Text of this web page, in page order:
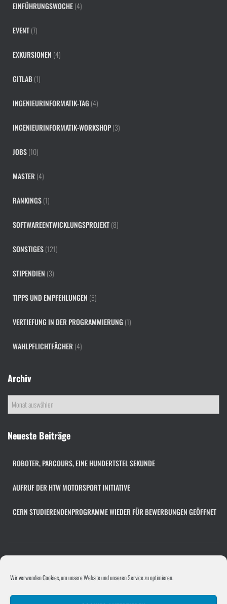
Wir verwenden Cookies, um unsere Website und unseren Service zu optimieren.
EINFÜHRUNGSWOCHE(4)
EVENT(7)
EXKURSIONEN (4)
GITLAB(1)
INGENIEURINFORMATIK-TAG (4)
INGENIEURINFORMATIK-WORKSHOP(3)
JOBS(10)
MASTER (4)
RANKINGS(1)
SOFTWAREENTWICKLUNGSPROJEKT(8)
SONSTIGES(121)
STIPENDIEN (3)
TIPPS UND EMPFEHLUNGEN (5)
VERTIEFUNG IN DER PROGRAMMIERUNG (1)
WAHLPFLICHTFÄCHER (4)
Archiv
h
Neueste Beiträge
ROBOTER, PARCOURS, EINE HUNDERTSTEL SEKUNDE
AUFRUF DER HTW MOTORSPORT INITIATIVE
CERN STUDIERENDENPROGRAMME WIEDER FÜR BEWERBUNGEN GEÖFFNET